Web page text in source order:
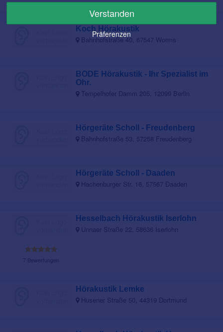
Koch Hörakustik
Bahnhofstraße 40, 67547 Worms
BODE Hörakustik - Ihr Spezialist im
Ohr.
Tempelhofer Damm 205, 12099 Berlin
Hörgeräte Scholl - Freudenberg
Bahnhofstraße 53, 57258 Freudenberg
Hörgeräte Scholl - Daaden
Hachenburger Str. 16, 57567 Daaden
7 Bewertungen
Hesselbach Hörakustik Iserlohn
Unnaer Straße 22, 58636 Iserlohn
Hörakustik Lemke
Husener Straße 50, 44319 Dortmund
Verstanden
Präferenzen